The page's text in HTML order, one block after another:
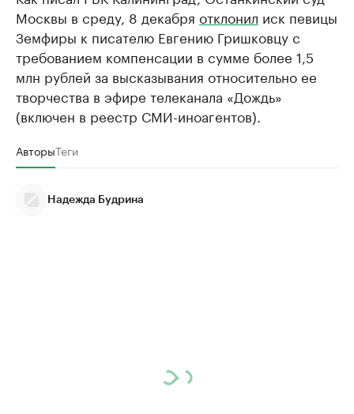
Москвы в среду, 8 декабря отклонил иск певицы
Земфиры к писателю Евгению Гришковцу с
требованием компенсации в сумме более 1,5
млн рублей за высказывания относительно ее
творчества в эфире телеканала «Дождь»
(включен в реестр СМИ-иноагентов).
АвторыТеги
Надежда Будрина